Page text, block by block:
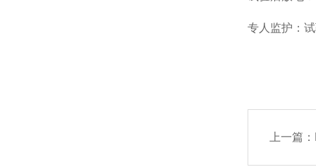
专人监护：
上一篇：